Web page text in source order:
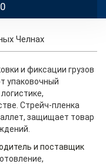
Челнах
и фиксации грузов
упаковочный
Стрейч-пленка
защищает товар
и поставщик